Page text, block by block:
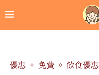
優惠 免費 飲食優惠